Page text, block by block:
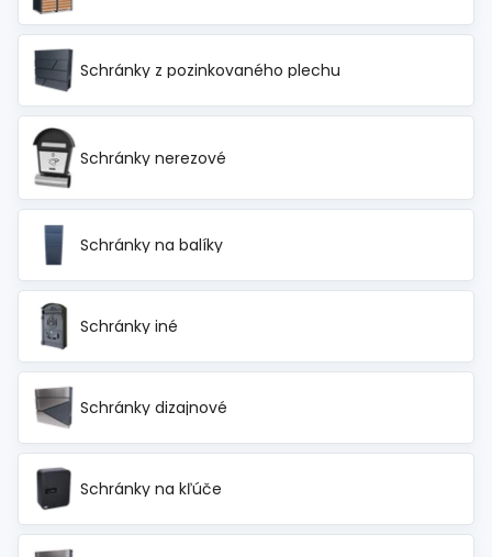
Schránky z pozinkovaného plechu
Schránky nerezové
Schránky na balíky
Schránky iné
Schránky dizajnové
Schránky na kľúče